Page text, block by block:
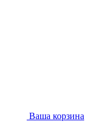
Ваша корзина